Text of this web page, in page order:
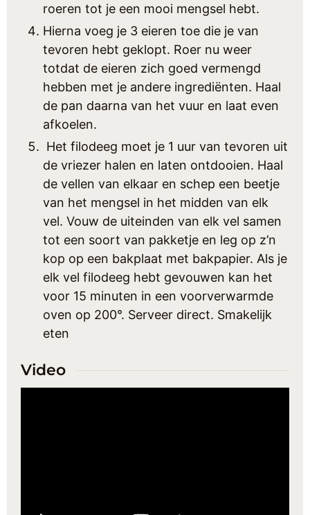
roeren tot je een mooi mengsel hebt.
Hierna voeg je 3 eieren toe die je van
tevoren hebt geklopt. Roer nu weer
totdat de eieren zich goed vermengd
hebben met je andere ingrediënten. Haal
de pan daarna van het vuur en laat even
afkoelen.
Het filodeeg moet je 1 uur van tevoren uit
de vriezer halen en laten ontdooien. Haal
de vellen van elkaar en schep een beetje
van het mengsel in het midden van elk
vel. Vouw de uiteinden van elk vel samen
tot een soort van pakketje en leg op z’n
kop op een bakplaat met bakpapier. Als je
elk vel filodeeg hebt gevouwen kan het
voor 15 minuten in een voorverwarmde
oven op 200°. Serveer direct. Smakelijk
eten
Video